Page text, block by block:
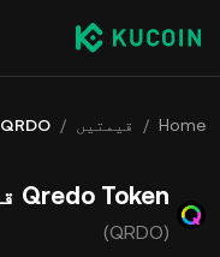
Home
/ قیمتیں /
QRDO
Qredo Token قیمت
(QRDO)